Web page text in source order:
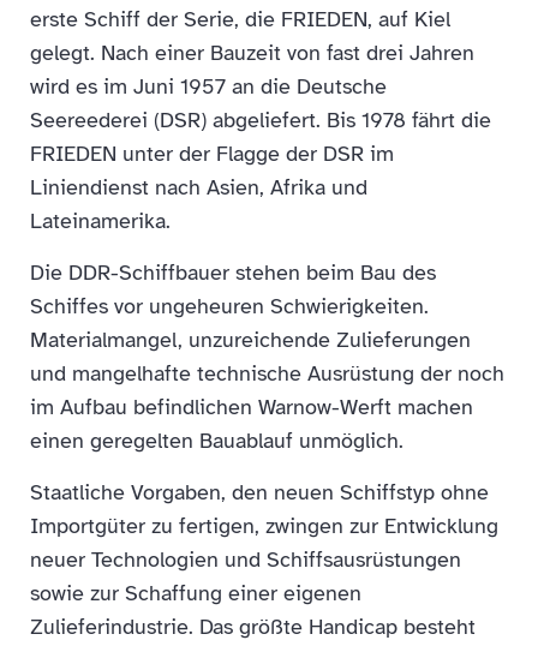
erste Schiff der Serie, die FRIEDEN, auf Kiel
gelegt. Nach einer Bauzeit von fast drei Jahren
wird es im Juni 1957 an die Deutsche
Seereederei (DSR) abgeliefert. Bis 1978 fährt die
FRIEDEN unter der Flagge der DSR im
Liniendienst nach Asien, Afrika und
Lateinamerika.
Die DDR-Schiffbauer stehen beim Bau des
Schiffes vor ungeheuren Schwierigkeiten.
Materialmangel, unzureichende Zulieferungen
und mangelhafte technische Ausrüstung der noch
im Aufbau befindlichen Warnow-Werft machen
einen geregelten Bauablauf unmöglich.
Staatliche Vorgaben, den neuen Schiffstyp ohne
Importgüter zu fertigen, zwingen zur Entwicklung
neuer Technologien und Schiffsausrüstungen
sowie zur Schaffung einer eigenen
Zulieferindustrie. Das größte Handicap besteht